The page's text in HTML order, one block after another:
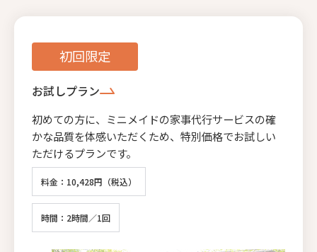
初回限定
お試しプラン
初めての方に、ミニメイドの家事代行サービスの確
かな品質を体感いただくため、特別価格でお試しい
ただけるプランです。
料金：10,428円（税込）
時間：2時間／1回